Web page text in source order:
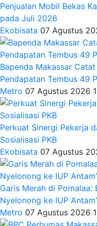
Penjualan Mobil Bekas
pada Juli 2026
Ekobisata 07 Agustus
Bapenda Makassar
Pendapatan Tembus 49
Metro 07 Agustus 2026
Perkuat Sinergi Pekerja
Sosialisasi PKB
Ekobisata 07 Agustus
Garis Merah di Pomalaa:
Nyelonong ke IUP
Metro 07 Agustus 2026